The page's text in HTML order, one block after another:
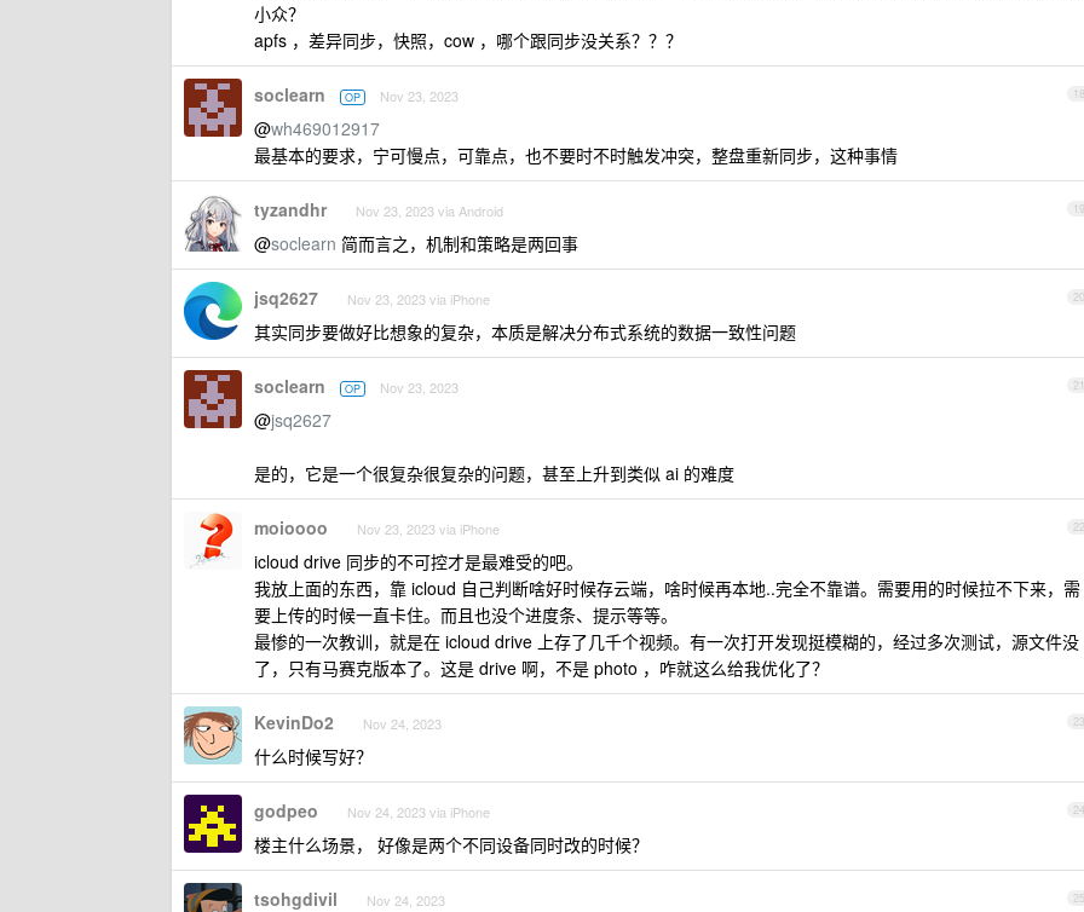
小众？
apfs ，差异同步，快照，cow ，哪个跟同步没关系？？？
18
soclearn OP Nov 23, 2023
@wh469012917
最基本的要求，宁可慢点，可靠点，也不要时不时触发冲突，整盘重新同步，这种事情
19
tyzandhr Nov 23, 2023 via Android
@soclearn 简而言之，机制和策略是两回事
20
jsq2627 Nov 23, 2023 via iPhone
其实同步要做好比想象的复杂，本质是解决分布式系统的数据一致性问题
21
soclearn OP Nov 23, 2023
@jsq2627
是的，它是一个很复杂很复杂的问题，甚至上升到类似 ai 的难度
22
moioooo Nov 23, 2023 via iPhone
icloud drive 同步的不可控才是最难受的吧。
我放上面的东西，靠 icloud 自己判断啥好时候存云端，啥时候再本地..完全不靠谱。需要用的时候拉不下来，需
要上传的时候一直卡住。而且也没个进度条、提示等等。
最惨的一次教训，就是在 icloud drive 上存了几千个视频。有一次打开发现挺模糊的，经过多次测试，源文件没
了，只有马赛克版本了。这是 drive 啊，不是 photo ，咋就这么给我优化了？
23
KevinDo2 Nov 24, 2023
什么时候写好？
24
godpeo Nov 24, 2023 via iPhone
楼主什么场景， 好像是两个不同设备同时改的时候？
25
tsohgdivil Nov 24, 2023